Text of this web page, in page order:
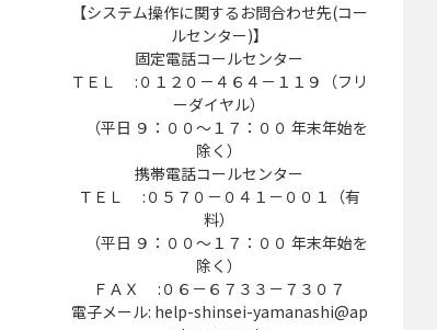
【システム操作に関するお問合わせ先(コー
ルセンター)】
固定電話コールセンター
ＴＥＬ :０１２０－４６４－１１９（フリ
ーダイヤル）
（平日 ９：００～１７：００ 年末年始を
除く）
携帯電話コールセンター
ＴＥＬ :０５７０－０４１－００１（有
料）
（平日 ９：００～１７：００ 年末年始を
除く）
ＦＡＸ :０６－６７３３－７３０７
電子メール: help-shinsei-yamanashi@ap